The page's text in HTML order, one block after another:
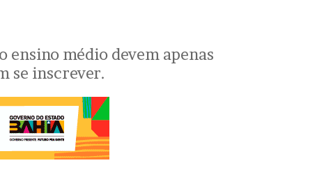
ensino médio devem apenas
se inscrever.